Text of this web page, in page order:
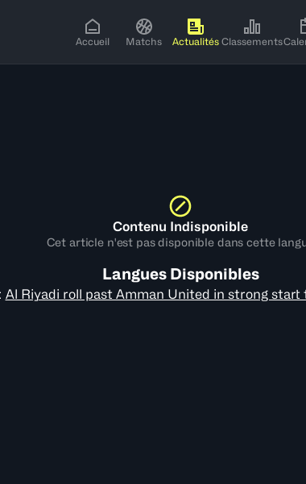
Accueil Matchs Actualités Classements
Contenu Indisponible
Cet article n'est pas disponible dans cette
Langues Disponibles
Al Riyadi roll past Amman United in strong